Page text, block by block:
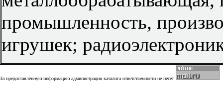
промышленность,
игрушек;
За предоставленную информацию администрация каталога ответственности не несет